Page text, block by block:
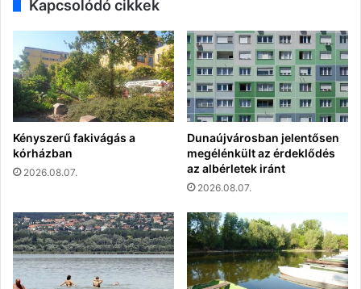
Kapcsolódó cikkek
Kényszerű fakivágás a
kórházban
2026.08.07.
Dunaújvárosban jelentősen
megélénkült az érdeklődés
az albérletek iránt
2026.08.07.